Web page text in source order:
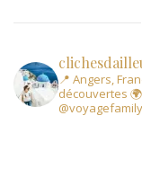
📍 Angers,
découvertes
@voyagefamily